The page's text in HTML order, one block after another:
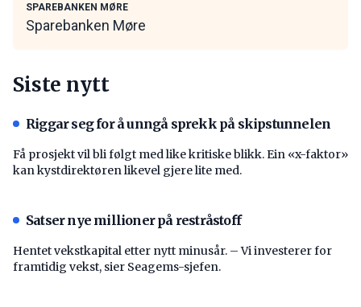
SPAREBANKEN MØRE
Sparebanken Møre
Siste nytt
Riggar seg for å unngå sprekk på skipstunnelen
Få prosjekt vil bli følgt med like kritiske blikk. Ein «x-faktor»
kan kystdirektøren likevel gjere lite med.
Satser nye millioner på restråstoff
Hentet vekstkapital etter nytt minusår. – Vi investerer for
framtidig vekst, sier Seagems-sjefen.